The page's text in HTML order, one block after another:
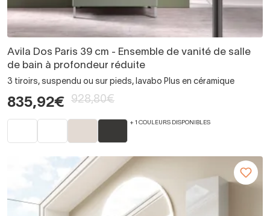
Avila Dos Paris 39 cm - Ensemble de vanité de salle
de bain à profondeur réduite
3 tiroirs, suspendu ou sur pieds, lavabo Plus en céramique
835,92€ 928,80€
+ 1 COULEURS DISPONIBLES